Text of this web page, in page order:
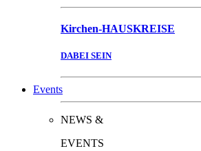
Kirchen-HAUSKREISE
DABEI SEIN
Events
NEWS &
EVENTS